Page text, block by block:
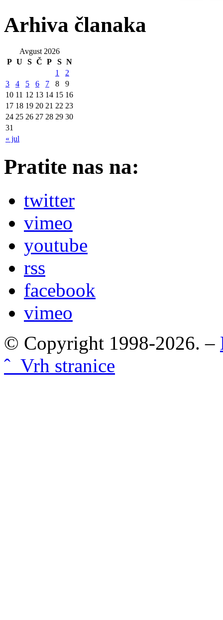
Arhiva članaka
Avgust 2026
P U S Č P S N
« jul
1
2
3
4 5 6 7 8
9
10 11 12 13 14 15 16
17 18 19 20 21 22 23
24 25 26 27 28 29 30
31
Pratite nas na:
twitter
vimeo
youtube
rss
facebook
vimeo
© Copyright 1998-2026. –
ˆ Vrh stranice